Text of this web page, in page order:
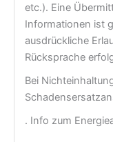
etc.). Eine
Informationen ist
ausdrückliche
Rücksprache
Bei
. Info zum